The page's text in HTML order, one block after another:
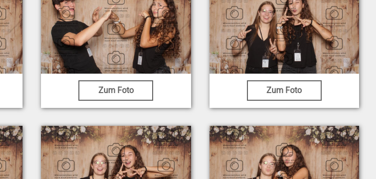
Zum Foto Zum Foto